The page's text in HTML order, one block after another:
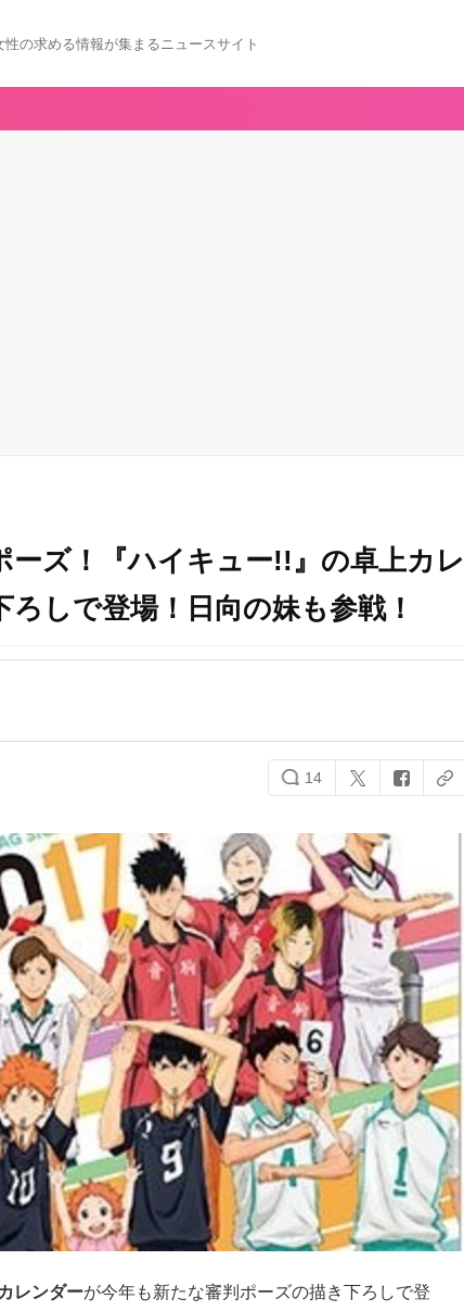
の求める情報が集まるニュースサイト
ーズ！『ハイキュー!!』の卓上カレ
しで登場！日向の妹も参戦！
14
レンダーが今年も新たな審判ポーズの描き下ろしで登